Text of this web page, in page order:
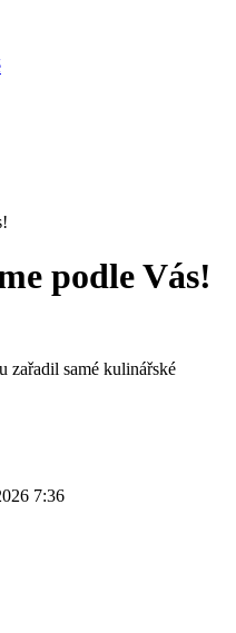
podle Vás!
zařadil samé kulinářské
7:36